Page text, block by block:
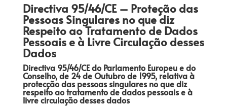
Directiva 95/46/CE – Proteção das
Pessoas Singulares no que diz
Respeito ao Tratamento de Dados
Pessoais e à Livre Circulação desses
Dados
Directiva 95/46/CE do Parlamento Europeu e do
Conselho, de 24 de Outubro de 1995, relativa à
protecção das pessoas singulares no que diz
respeito ao tratamento de dados pessoais e à
livre circulação desses dados